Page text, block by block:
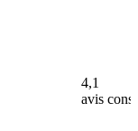
4,1
avis